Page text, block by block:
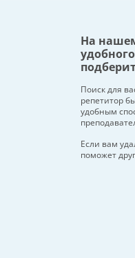
На
Поиск для
репетитор
удобным
Если вам
поможет